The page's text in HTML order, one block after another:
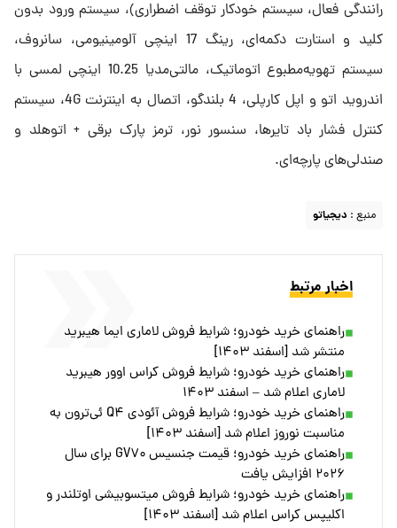
رانندگی فعال، سیستم خودکار توقف اضطراری)، سیستم ورود بدون
کلید و استارت دکمه‌ای، رینگ 17 اینچی آلومینیومی، سانروف،
سیستم تهویه‌مطبوع اتوماتیک، مالتی‌مدیا 10.25 اینچی لمسی با
اندروید اتو و اپل کارپلی، 4 بلندگو، اتصال به اینترنت 4G، سیستم
کنترل فشار باد تایرها، سنسور نور، ترمز پارک برقی + اتوهلد و
صندلی‌های پارچه‌ای.
منبع : دیجیاتو
اخبار مرتبط
راهنمای خرید خودرو؛ شرایط فروش لاماری ایما هیبرید
منتشر شد [اسفند ۱۴۰۳]
راهنمای خرید خودرو؛ شرایط فروش کراس اوور هیبرید
لاماری اعلام شد – اسفند ۱۴۰۳
راهنمای خرید خودرو؛ شرایط فروش آئودی Q۴ ئی‌ترون به
مناسبت نوروز اعلام شد [اسفند ۱۴۰۳]
راهنمای خرید خودرو؛ قیمت جنسیس GV۷۰ برای سال
۲۰۲۶ افزایش یافت
راهنمای خرید خودرو؛ شرایط فروش میتسوبیشی اوتلندر و
اکلیپس کراس اعلام شد [اسفند ۱۴۰۳]